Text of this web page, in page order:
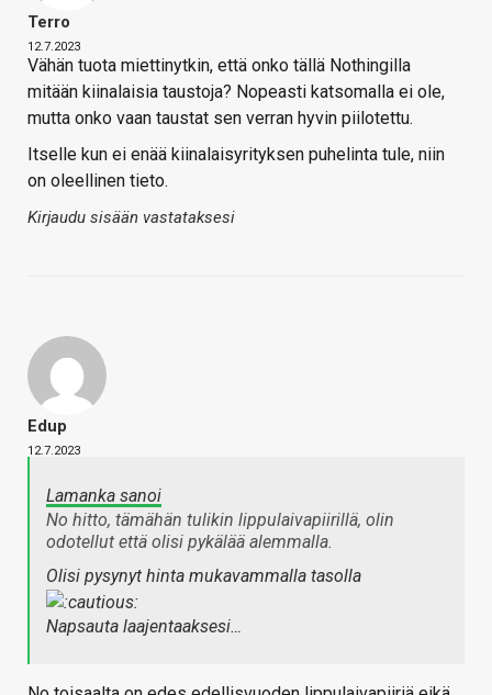
Terro
12.7.2023
Vähän tuota miettinytkin, että onko tällä Nothingilla
mitään kiinalaisia taustoja? Nopeasti katsomalla ei ole,
mutta onko vaan taustat sen verran hyvin piilotettu.
Itselle kun ei enää kiinalaisyrityksen puhelinta tule, niin
on oleellinen tieto.
Kirjaudu sisään vastataksesi
Edup
12.7.2023
Lamanka sanoi
No hitto, tämähän tulikin lippulaivapiirillä, olin
odotellut että olisi pykälää alemmalla.
Olisi pysynyt hinta mukavammalla tasolla
Napsauta laajentaaksesi…